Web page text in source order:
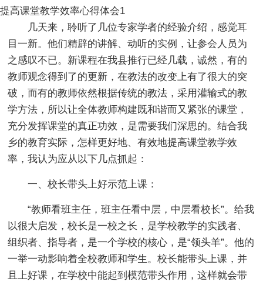
提高课堂教学效率心得体会1
几天来，聆听了几位专家学者的经验介绍，感觉耳
目一新。他们精辟的讲解、动听的实例，让参会人员为
之感叹不已。新课程在我县推行已经几载，诚然，有的
教师观念得到了的更新，在教法的改变上有了很大的突
破，而有的教师依然根据传统的教法，采用灌输式的教
学方法，所以让全体教师构建既和谐而又紧张的课堂，
充分发挥课堂的真正功效，是需要我们深思的。结合我
乡的教育实际，怎样更好地、有效地提高课堂教学效
率，我认为应从以下几点抓起：
一、校长带头上好示范上课：
“教师看班主任，班主任看中层，中层看校长”。给我
以很大启发，校长是一校之长，是学校教学的实践者、
组织者、指导者，是一个学校的核心，是“领头羊”。他的
一举一动影响着全校教师和学生。校长能带头上课，并
且上好课，在学校中能起到模范带头作用，这样就会带